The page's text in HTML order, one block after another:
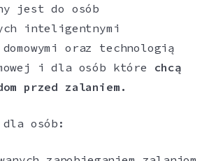
jest do osób
inteligentnymi
oraz technologią
i dla osób które chcą
przed zalaniem.
osób: